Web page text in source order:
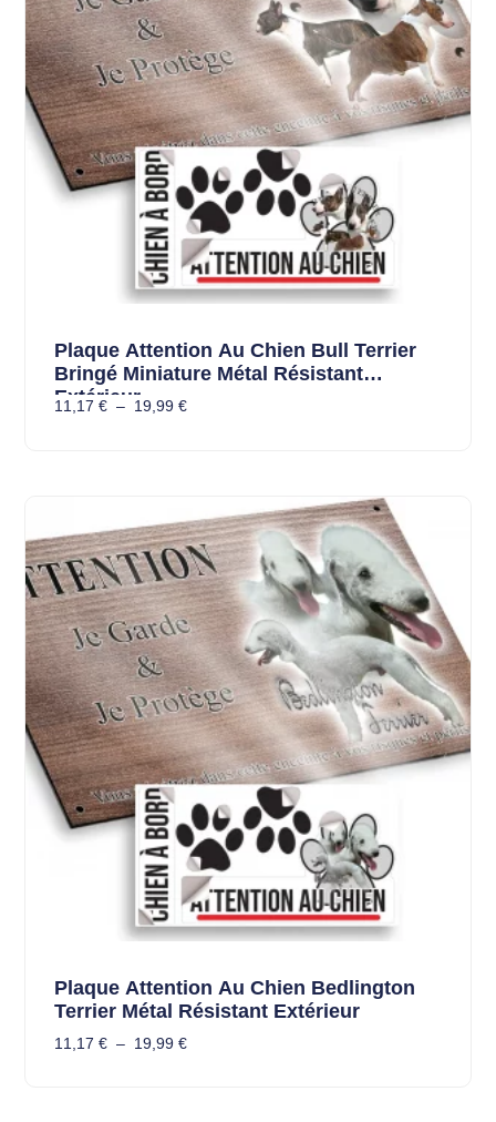
Plaque Attention Au Chien Bull Terrier
Bringé Miniature Métal Résistant
Extérieur
11,17 € – 19,99 €
Plaque Attention Au Chien Bedlington
Terrier Métal Résistant Extérieur
11,17 € – 19,99 €